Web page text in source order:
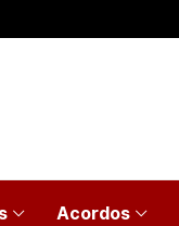
Acordos